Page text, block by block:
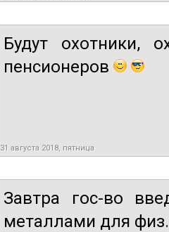
Будут охотники,
пенсионеров
31 августа 2018, пятница
Завтра гос-во
металлами для